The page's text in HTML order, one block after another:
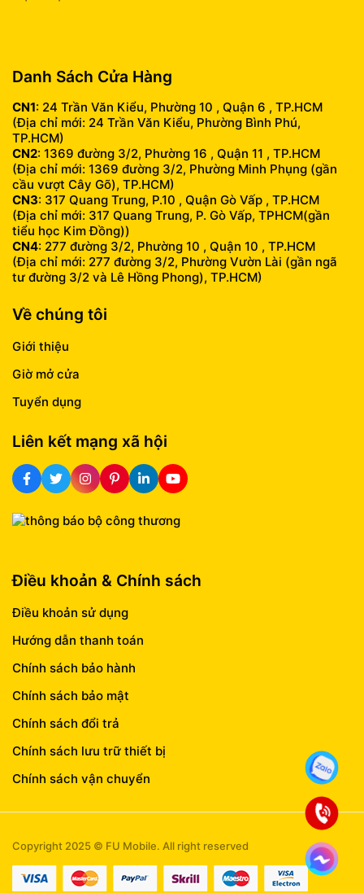
Danh Sách Cửa Hàng
CN1: 24 Trần Văn Kiểu, Phường 10 , Quận 6 , TP.HCM
(Địa chỉ mới: 24 Trần Văn Kiểu, Phường Bình Phú,
TP.HCM)
CN2: 1369 đường 3/2, Phường 16 , Quận 11 , TP.HCM
(Địa chỉ mới: 1369 đường 3/2, Phường Minh Phụng (gần
cầu vượt Cây Gõ), TP.HCM)
CN3: 317 Quang Trung, P.10 , Quận Gò Vấp , TP.HCM
(Địa chỉ mới: 317 Quang Trung, P. Gò Vấp, TPHCM(gần
tiểu học Kim Đồng))
CN4: 277 đường 3/2, Phường 10 , Quận 10 , TP.HCM
(Địa chỉ mới: 277 đường 3/2, Phường Vườn Lài (gần ngã
tư đường 3/2 và Lê Hồng Phong), TP.HCM)
Về chúng tôi
Giới thiệu
Giờ mở cửa
Tuyển dụng
Liên kết mạng xã hội
Điều khoản & Chính sách
Điều khoản sử dụng
Hướng dẫn thanh toán
Chính sách bảo hành
Chính sách bảo mật
Chính sách đổi trả
Chính sách lưu trữ thiết bị
Chính sách vận chuyển
Copyright 2025 © FU Mobile. All right reserved